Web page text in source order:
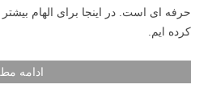
حرفه ای است. در اینجا برای الهام
کرده ایم.
ادامه